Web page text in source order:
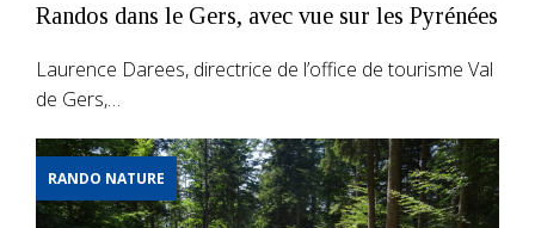
Randos dans le Gers, avec vue sur les Pyrénées
Laurence Darees, directrice de l’office de tourisme Val
de Gers,…
RANDO NATURE